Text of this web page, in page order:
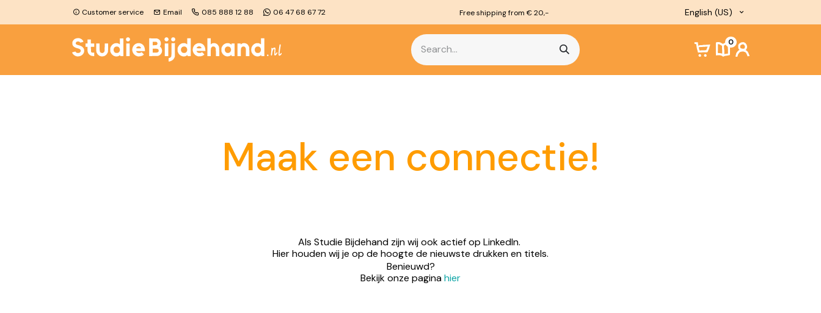
Customer service Email 085 888 12 88 06 47 68 67 72
Free shipping from € 20,-
30 day return policy
5% Student discount
English (US)
0
Maak een connectie!
Als Studie Bijdehand zijn wij ook actief op LinkedIn.
Hier houden wij je op de hoogte de nieuwste drukken en titels.
Benieuwd?
Bekijk onze paginahier